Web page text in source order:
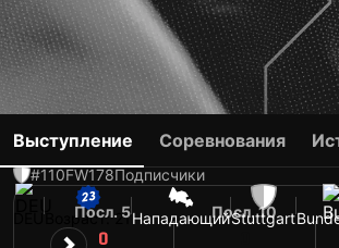
JUSTIN DIEHL
#110FW178Подписчики
Возраст: 21НападающийStuttgart
Выступление Соревнования
Посл. 5
0
Посл. 10